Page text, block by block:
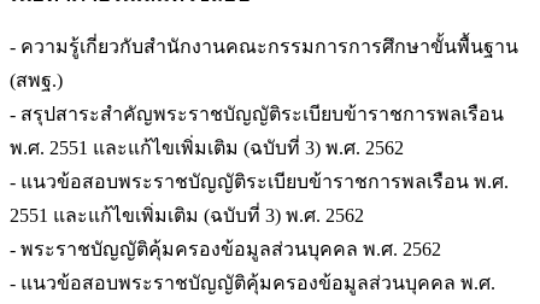
- ความรู้เกี่ยวกับสำนักงานคณะกรรมการการศึกษาขั้นพื้นฐาน
(สพฐ.)
- สรุปสาระสำคัญพระราชบัญญัติระเบียบข้าราชการพลเรือน
พ.ศ. 2551 และแก้ไขเพิ่มเติม (ฉบับที่ 3) พ.ศ. 2562
- แนวข้อสอบพระราชบัญญัติระเบียบข้าราชการพลเรือน พ.ศ.
2551 และแก้ไขเพิ่มเติม (ฉบับที่ 3) พ.ศ. 2562
- พระราชบัญญัติคุ้มครองข้อมูลส่วนบุคคล พ.ศ. 2562
- แนวข้อสอบพระราชบัญญัติคุ้มครองข้อมูลส่วนบุคคล พ.ศ.